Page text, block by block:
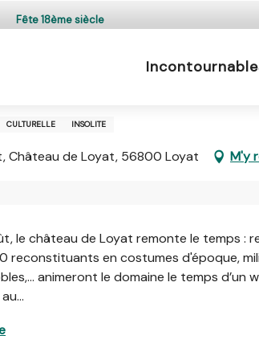
massifs forestiers et landes est
Fête 18ème siècle
CULTURELLE INSOLITE
Château de Loyat, 56800 Loyat M'y
le château de Loyat remonte le temps :
reconstituants en costumes d'époque,
animeront le domaine le temps d’un